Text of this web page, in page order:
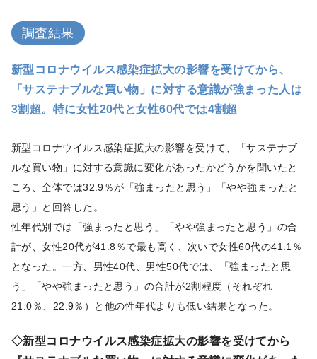
調査結果
新型コロナウイルス感染症拡大の影響を受けてから、
「サステナブルな買い物」に対する意識が強まった人は
3割超。特に女性20代と女性60代では4割超
新型コロナウイルス感染症拡大の影響を受けて、「サステナブ
ルな買い物」に対する意識に変化があったかどうかを聞いたと
ころ、全体では32.9％が「強まったと思う」「やや強まったと
思う」と回答した。
性年代別では「強まったと思う」「やや強まったと思う」の合
計が、女性20代が41.8％で最も高く、次いで女性60代の41.1％
となった。一方、男性40代、男性50代では、「強まったと思
う」「やや強まったと思う」の合計が2割程度（それぞれ
21.0％、22.9％）と他の性年代よりも低い結果となった。
◇新型コロナウイルス感染症拡大の影響を受けてから